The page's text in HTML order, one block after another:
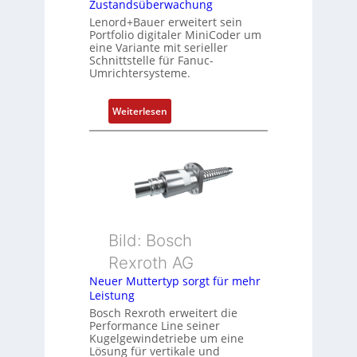
i
e
r
P
o
s
i
o
m
s
u
n
g
Zustandsüberwachung
Lenord+Bauer erweitert sein
Portfolio digitaler MiniCoder um
eine Variante mit serieller
Schnittstelle für Fanuc-
Umrichtersysteme.
Weiterlesen:
D
h
g
e
k
m
b
i
Bild: Bosch
Rexroth AG
Neuer Muttertyp sorgt für mehr
Leistung
Bosch Rexroth erweitert die
Performance Line seiner
Kugelgewindetriebe um eine
Lösung für vertikale und